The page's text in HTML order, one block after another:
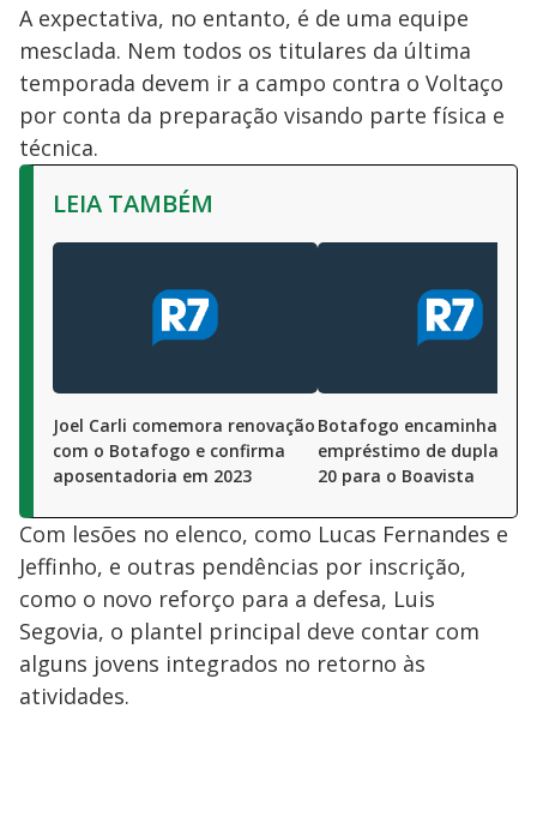
A expectativa, no entanto, é de uma equipe
mesclada. Nem todos os titulares da última
temporada devem ir a campo contra o Voltaço
por conta da preparação visando parte física e
técnica.
LEIA TAMBÉM
Joel Carli comemora renovação
com o Botafogo e confirma
aposentadoria em 2023
Botafogo encaminha
empréstimo de dupla do
20 para o Boavista
Com lesões no elenco, como Lucas Fernandes e
Jeffinho, e outras pendências por inscrição,
como o novo reforço para a defesa, Luis
Segovia, o plantel principal deve contar com
alguns jovens integrados no retorno às
atividades.